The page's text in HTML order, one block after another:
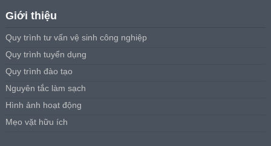
Giới thiệu
Quy trình tư vấn vệ sinh công nghiệp
Quy trình tuyển dụng
Quy trình đào tạo
Nguyên tắc làm sạch
Hình ảnh hoạt động
Mẹo vặt hữu ích